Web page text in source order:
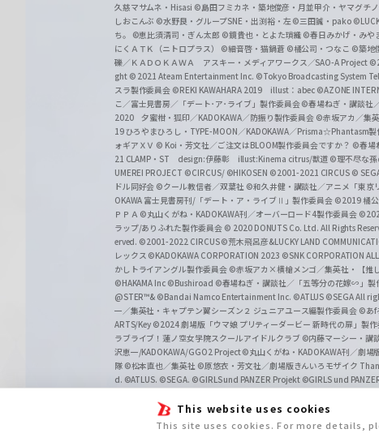
This website uses cookies
This site uses cookies. For more details,
久慈マサムネ・Hisasi ©島田フミカネ・築地俊彦・月並甲介・ヤマグチ
しおこんぶ ©水野良・グループSNE・出渕裕・左 ©三田誠・pako
ち。
©恵比須清司・ぎん太郎 ©鏡貴也・とよた瑣織 ©春日みかげ・みや
にくＡＴＫ（ニトロプラス） ©細音啓・猫鍋蒼 ©橘公司・つなこ ©築地
礫／ＫＡＤＯＫＡＷＡ アスキー・メディアワークス／SAO-A Project
ght © 2021 Ateam Entertainment Inc. ©Tokyo Broadcasting System
スラ製作委員会 ©REKI KAWAHARA 2019 illust：abec ©AZONE
こ／富士見書房／「デート･ア･ライブ」製作委員会©春場ねぎ・講談社
2020 夕蜜柑・狐印／KADOKAWA／防振り製作委員会 ©赤坂アカ／集
19 ひろやまひろし・TYPE-MOON／KADOKAWA／Prisma☆Phantasm
ォギアＸＶ © Koi・芳文社／ご注文はBLOOM製作委員会ですか？ ©春場
21 CLAMP・ST design:伊藤彰 illust:Kinema citrus/獣道 ©理不尽な孫
UMEREI PROJECT ©CIRCUS/ ©HIKOSEN ©2001-2021 CIRCUS ©
ドル同好会 ©クール教信者／双葉社 ©和久井健・講談社／アニメ「東京
OKAWA 富士見書房刊/「デート・ア・ライブⅡ」製作委員会 ©2019 橘公
ＰＰＡ ©丸山くがね・KADOKAWA刊／オーバーロード4製作委員会
ラップ/ありふれた製作委員会 © 2020 DONUTS Co. Ltd. All Rights
erved. ©2001-2022 CIRCUS©荒木飛呂彦&LUCKY LAND
レックス ©KADOKAWA CORPORATION 2023 ©SNK CORPORATION
かしトライアングル製作委員会 ©赤坂アカ×横槍メンゴ／集英社・【推
©HAKAMA Inc ©Bushiroad ©春場ねぎ・講談社／「五等分の花嫁∽」製
@STER™& ©Bandai Namco Entertainment Inc. ©ATLUS ©SEGA All
一／集英社・キャプテン翼シーズン２ ジュニアユース編製作委員会 ©あf
ARTS/Key ©2024 劇場版「ウマ娘 プリティーダービー 新時代の扉」製
ラブライブ！蓮ノ空女学院スクールアイドルクラブ ©内藤マーシー・講
沢恵一/KADOKAWA/GGO2 Project©丸山くがね・KADOKAWA刊／劇
隊 ©松本直也／集英社 ©原悠衣・芳文社／劇場版きんいろモザイク
d. ©ATLUS. ©SEGA. ©GIRLS und PANZER Projekt ©GIRLS und